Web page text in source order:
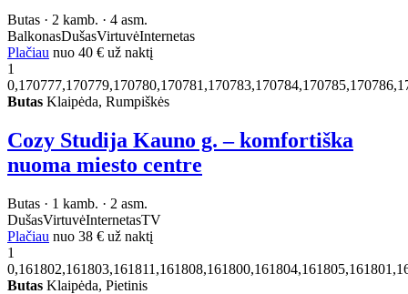
Butas · 2 kamb. · 4 asm.
BalkonasDušasVirtuvėInternetas
Plačiau nuo 40 € už naktį
1
Butas Klaipėda, Rumpiškės
Cozy Studija Kauno g. – komfortiška
nuoma miesto centre
Butas · 1 kamb. · 2 asm.
DušasVirtuvėInternetasTV
Plačiau nuo 38 € už naktį
1
Butas Klaipėda, Pietinis